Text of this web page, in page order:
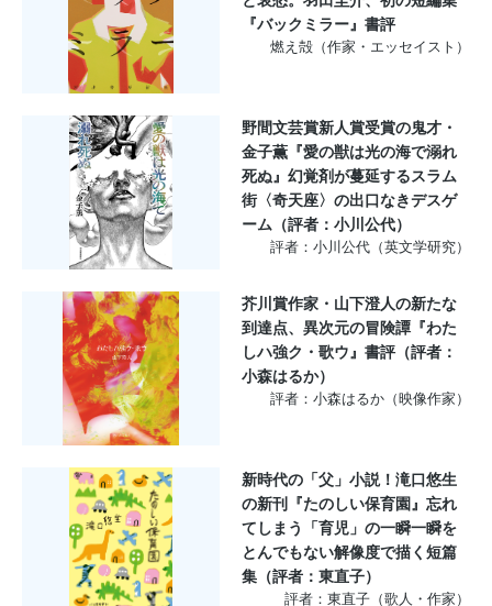
『バックミラー』書評
燃え殻（作家・エッセイスト）
野間文芸賞新人賞受賞の鬼才・
金子薫『愛の獣は光の海で溺れ
死ぬ』幻覚剤が蔓延するスラム
街〈奇天座〉の出口なきデスゲ
ーム（評者：小川公代）
評者：小川公代（英文学研究）
芥川賞作家・山下澄人の新たな
到達点、異次元の冒険譚『わた
しハ強ク・歌ウ』書評（評者：
小森はるか）
評者：小森はるか（映像作家）
新時代の「父」小説！滝口悠生
の新刊『たのしい保育園』忘れ
てしまう「育児」の一瞬一瞬を
とんでもない解像度で描く短篇
集（評者：東直子）
評者：東直子（歌人・作家）